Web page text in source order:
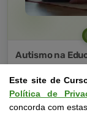
Autismo na
Curso Livre
4,0 · Estrelas
Este site de
Política de
concorda com
Contato